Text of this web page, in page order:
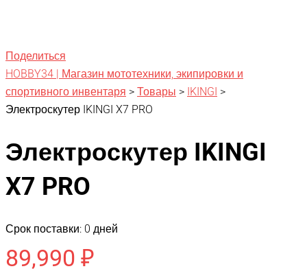
Поделиться
HOBBY34 | Магазин мототехники, экипировки и
спортивного инвентаря > Товары > IKINGI >
Электроскутер IKINGI X7 PRO
Электроскутер IKINGI
X7 PRO
Срок поставки: 0 дней
89,990 ₽